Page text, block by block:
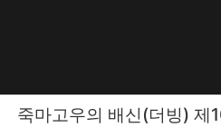
죽마고우의 배신(더빙) 제